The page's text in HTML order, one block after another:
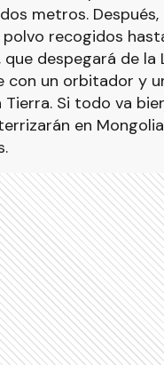
metros.
recogidos
que despegará de la
con un orbitador y
Si todo va
en